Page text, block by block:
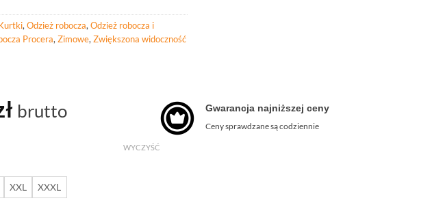
, Odzież robocza, Odzież robocza i
Procera, Zimowe, Zwiększona widoczność
brutto
XXL XXXL
WYCZYŚĆ
Gwarancja najniższej ceny
Ceny sprawdzane są codziennie